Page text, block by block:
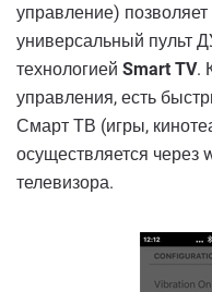
управление)
универсальный пульт
технологией Smart TV.
управления, есть
Смарт ТВ (игры,
осуществляется через
телевизора.